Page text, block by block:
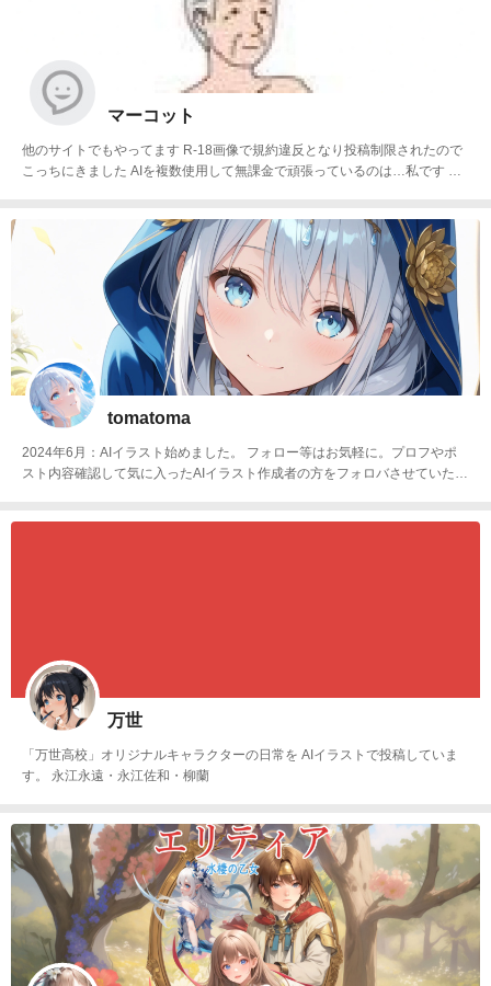
マーコット
他のサイトでもやってます R-18画像で規約違反となり投稿制限されたので
こっちにきました AIを複数使用して無課金で頑張っているのは…私です よ
tomatoma
2024年6月：AIイラスト始めました。 フォロー等はお気軽に。プロフやポ
スト内容確認して気に入ったAIイラスト作成者の方をフォロバさせていただ
万世
「万世高校」オリジナルキャラクターの日常を AIイラストで投稿していま
す。 永江永遠・永江佐和・柳蘭